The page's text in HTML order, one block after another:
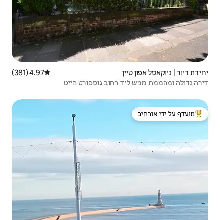
דירוג ממוצע של 4.97 מתוך 5, 381 ביקורות
4.97 (381)
גוספורט הייט
ידי אורחים